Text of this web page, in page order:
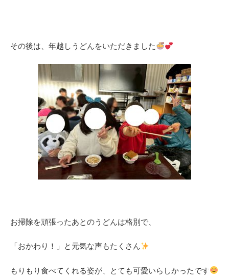
その後は、年越しうどんをいただきました
お掃除を頑張ったあとのうどんは格別で、
「おかわり！」と元気な声もたくさん
もりもり食べてくれる姿が、とても可愛いらしかったです